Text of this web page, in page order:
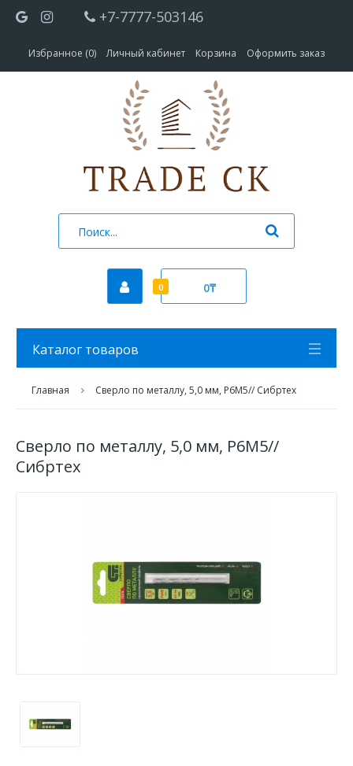
+7-7777-503146
Избранное (0) Личный кабинет Корзина Оформить заказ
0 0₸
Каталог товаров
Главная Сверло по металлу, 5,0 мм, Р6М5// Сибртех
Сверло по металлу, 5,0 мм, Р6М5//
Сибртех